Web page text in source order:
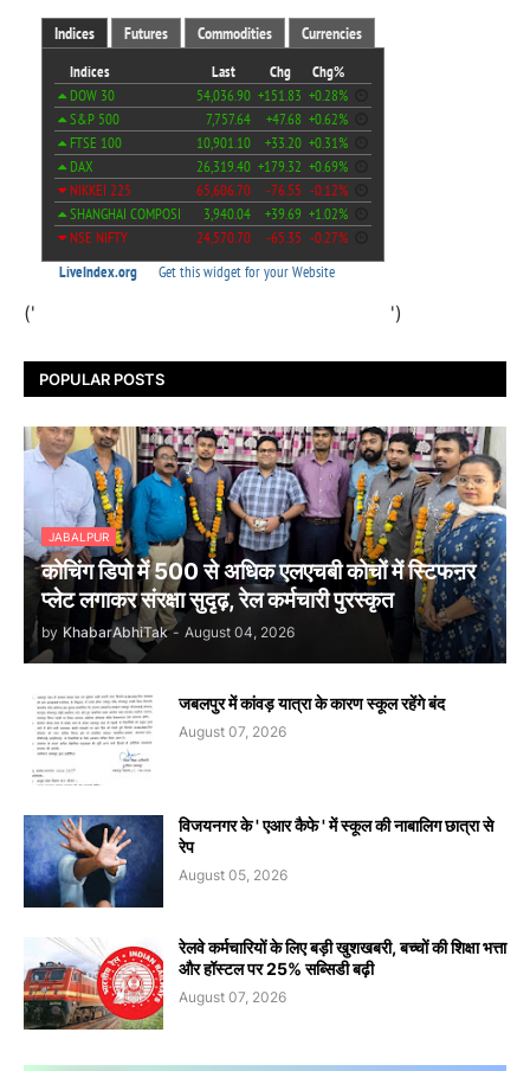
(' ')
POPULAR POSTS
JABALPUR
कोचिंग डिपो में 500 से अधिक एलएचबी कोचों में स्टिफऩर
प्लेट लगाकर संरक्षा सुदृढ़, रेल कर्मचारी पुरस्कृत
by KhabarAbhiTak - August 04, 2026
जबलपुर में कांवड़ यात्रा के कारण स्कूल रहेंगे बंद
August 07, 2026
विजयनगर के ' एआर कैफे ' में स्कूल की नाबालिग छात्रा से
रेप
August 05, 2026
रेलवे कर्मचारियों के लिए बड़ी खुशखबरी, बच्चों की शिक्षा भत्ता
और हॉस्टल पर 25% सब्सिडी बढ़ी
August 07, 2026